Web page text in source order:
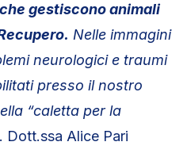
gestiscono animali
Nelle immagini
neurologici e traumi
presso il nostro
“caletta per la
. Dott.ssa Alice Pari